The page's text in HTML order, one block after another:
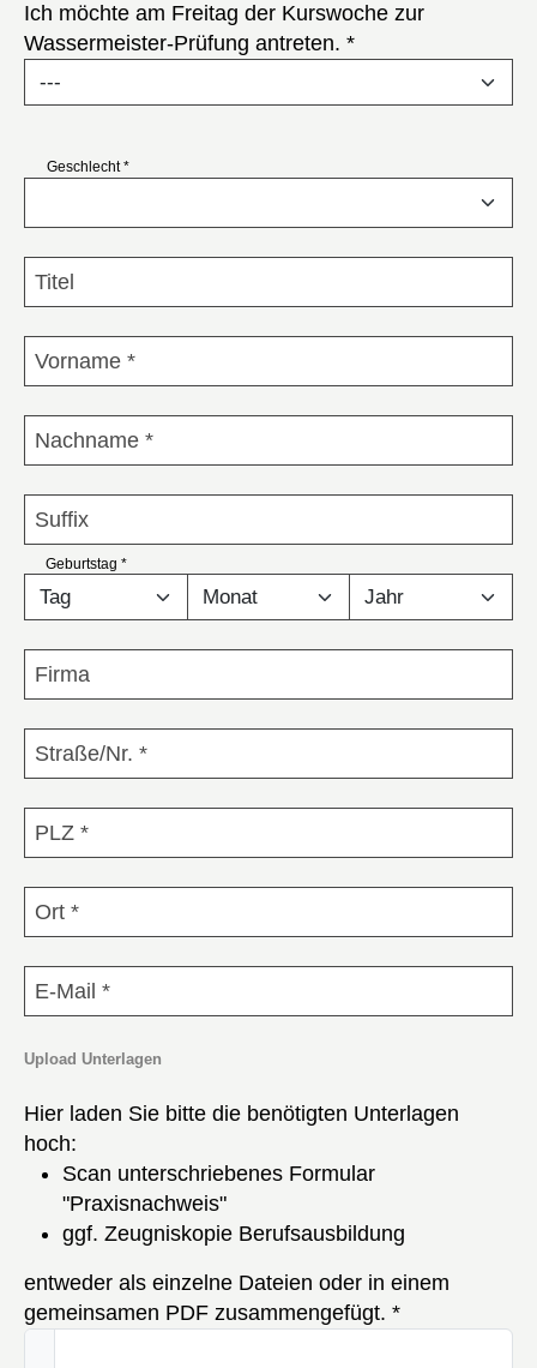
Ich möchte am Freitag der Kurswoche zur
Wassermeister-Prüfung antreten. *
Geschlecht*
Titel
Vorname *
Nachname *
Suffix
Year* *
Geburtstag *
Firma
Straße/Nr. *
PLZ *
Ort *
E-Mail *
Upload Unterlagen
Hier laden Sie bitte die benötigten Unterlagen
hoch:
Scan unterschriebenes Formular
"Praxisnachweis"
ggf. Zeugniskopie Berufsausbildung
entweder als einzelne Dateien oder in einem
gemeinsamen PDF zusammengefügt. *